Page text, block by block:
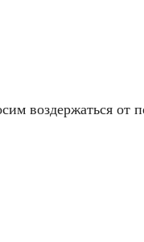
воздержаться от